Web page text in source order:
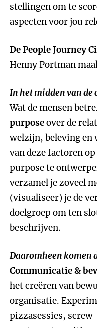
stellingen om te
aspecten voor jou
De People Journey
Henny Portman
In het midden van de
Wat de mensen
purposeover de
welzijn, beleving en
van deze factoren
purpose te
verzamel je zoveel
(visualiseer) je de
doelgroep om ten
beschrijven.
Daaromheen komen
Communicatie &
het creëren van
organisatie.
pizzasessies,